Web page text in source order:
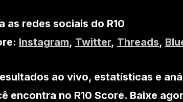
as redes sociais do R10
Instagram, Twitter, Threads,
ao vivo, estatísticas e
encontra no R10 Score. Baixe